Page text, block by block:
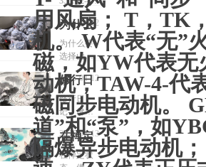
用风扇； T，TK
机。 W代表“无”
磁，如YW代表无
动机，TAW-4-代
磁同步电动机。
道”和“泵”，如
隔爆异步电动机
度
≤0.5mm、
粗糙度
≤3.2μm、
尺寸公差
±0.05mm三
大硬指
标，并强
制采用圆
盘车刀+定
位轴套工
艺组合。
当前缺乏
消音罩等
吸隔声组
件，阻断
噪声传播
路径1；
YE5电机明
确提及“使
用消音材
料”以吸收
或隔离噪
音1。
变频工况
适配：当
4-
250KW
电机适
合什么
设备场
景工作
250KW电
机适合什
么设备场
景工作
2025-04-12
为什么
要选择
山西
YE4电
机清江
YE4-
355L1-
4-
280KW
为什么要
选择山西
YE4电机清
江YE4-
355L1-4-
280KW电
机
2025-04-12
修行日
记，佛
陀说人
生的确
充满痛
修行日
记，佛陀
说人生的
确充满痛
苦，但也
有很多美
2025-02-13
在禅定
状态，
在禅定状